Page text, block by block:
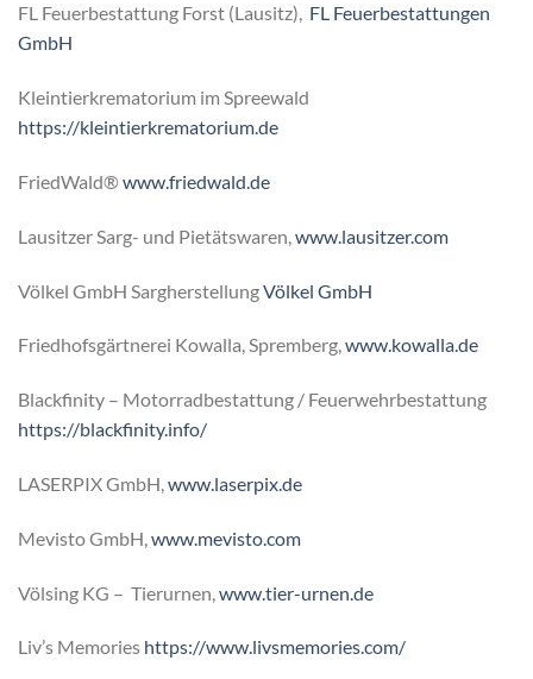
FL Feuerbestattung Forst (Lausitz), FL Feuerbestattungen
GmbH
Kleintierkrematorium im Spreewald
https://kleintierkrematorium.de
FriedWald®www.friedwald.de
Lausitzer Sarg- und Pietätswaren, www.lausitzer.com
Völkel GmbH SargherstellungVölkel GmbH
Friedhofsgärtnerei Kowalla, Spremberg,www.kowalla.de
Blackfinity – Motorradbestattung / Feuerwehrbestattung
https://blackfinity.info/
LASERPIX GmbH,www.laserpix.de
Mevisto GmbH, www.mevisto.com
Völsing KG – Tierurnen, www.tier-urnen.de
Liv’s Memories https://www.livsmemories.com/